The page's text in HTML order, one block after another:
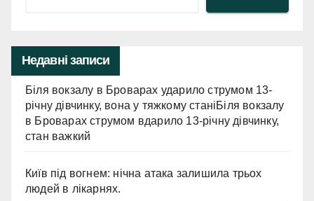
Недавні записи
Біля вокзалу в Броварах ударило струмом 13-
річну дівчинку, вона у тяжкому станіБіля вокзалу
в Броварах струмом вдарило 13-річну дівчинку,
стан важкий
Київ під вогнем: нічна атака залишила трьох
людей в лікарнях.